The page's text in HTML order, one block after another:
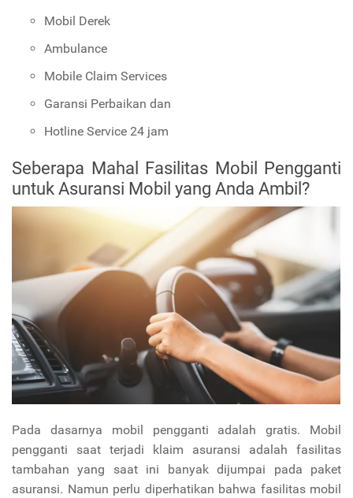
Mobil Derek
Ambulance
Mobile Claim Services
Garansi Perbaikan dan
Hotline Service 24 jam
Seberapa Mahal Fasilitas Mobil Pengganti
untuk Asuransi Mobil yang Anda Ambil?
Pada dasarnya mobil pengganti adalah gratis. Mobil
pengganti saat terjadi klaim asuransi adalah fasilitas
tambahan yang saat ini banyak dijumpai pada paket
asuransi. Namun perlu diperhatikan bahwa fasilitas mobil